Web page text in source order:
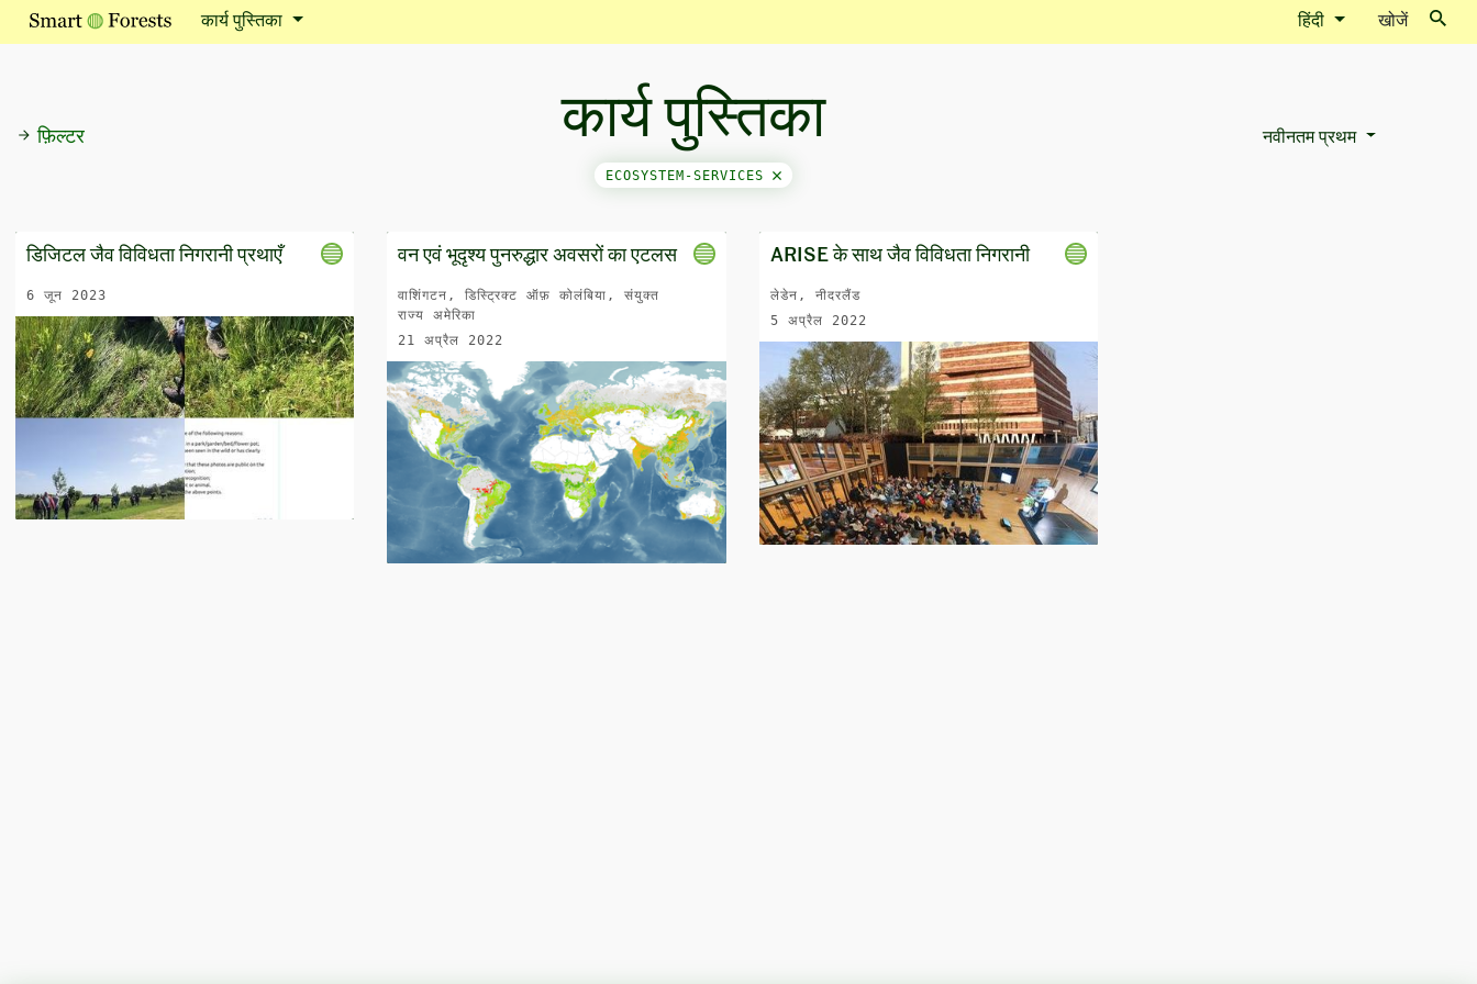
कार्य पुस्तिका हिंदी खोजें
फ़िल्टर कार्य पुस्तिका
ECOSYSTEM-SERVICES
नवीनतम प्रथम
डिजिटल जैव विविधता निगरानी प्रथाएँ
6 जून 2023
वन एवं भूदृश्य पुनरुद्धार अवसरों का एटलस
वाशिंगटन, डिस्ट्रिक्ट ऑफ़ कोलंबिया, संयुक्त
राज्य अमेरिका
21 अप्रैल 2022
ARISE के साथ जैव विविधता निगरानी
लेडेन, नीदरलैंड
5 अप्रैल 2022